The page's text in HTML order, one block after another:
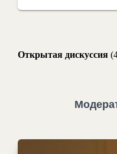
Открытая дискуссия